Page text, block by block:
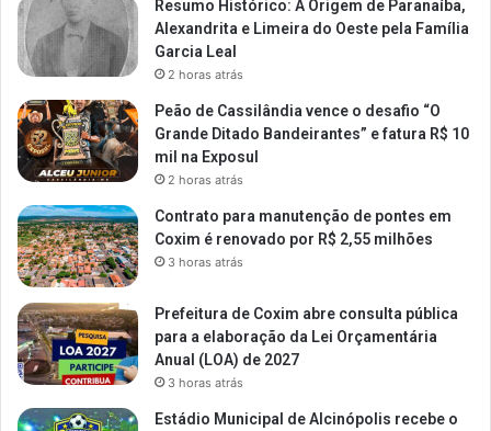
Resumo Histórico: A Origem de Paranaíba,
Alexandrita e Limeira do Oeste pela Família
Garcia Leal
2 horas atrás
Peão de Cassilândia vence o desafio “O
Grande Ditado Bandeirantes” e fatura R$ 10
mil na Exposul
2 horas atrás
Contrato para manutenção de pontes em
Coxim é renovado por R$ 2,55 milhões
3 horas atrás
Prefeitura de Coxim abre consulta pública
para a elaboração da Lei Orçamentária
Anual (LOA) de 2027
3 horas atrás
Estádio Municipal de Alcinópolis recebe o